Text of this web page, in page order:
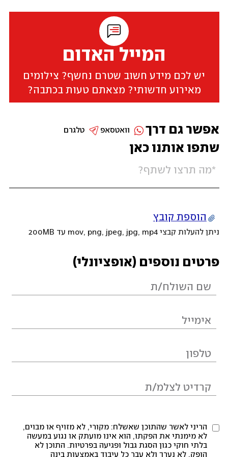
המייל האדום
יש לכם מידע חשוב שטרם נחשף? צילומים
מאירוע חדשותי? מצאתם טעות בכתבה?
שתפו אותנו כאן
הוספת קובץ
ניתן להעלות קבצי mov, png, jpeg, jpg, mp4 עד 200MB
פרטים נוספים (אופציונלי)
הריני לאשר שהתוכן שאשלח: מקורי, לא מזויף או מבוים,
לא מימנתי את הפקתו, הוא אינו מועתק או נגוע במעשה
בלתי חוקי כגון הסגת גבול ופגיעה בפרטיות. התוכן לא
הופק, לא נערך ולא עבר כל עיבוד באמצעות בינה
אפשר גם דרך טלגרם וואטסאפ